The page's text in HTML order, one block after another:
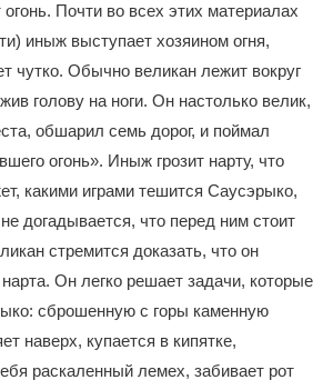
огонь. Почти во всех этих материалах
иныж выступает хозяином огня,
чутко. Обычно великан лежит вокруг
голову на ноги. Он настолько велик,
обшарил семь дорог, и поймал
огонь». Иныж грозит нарту, что
какими играми тешится Саусэрыко,
догадывается, что перед ним стоит
стремится доказать, что он
Он легко решает задачи, которые
сброшенную с горы каменную
наверх, купается в кипятке,
раскаленный лемех, забивает рот